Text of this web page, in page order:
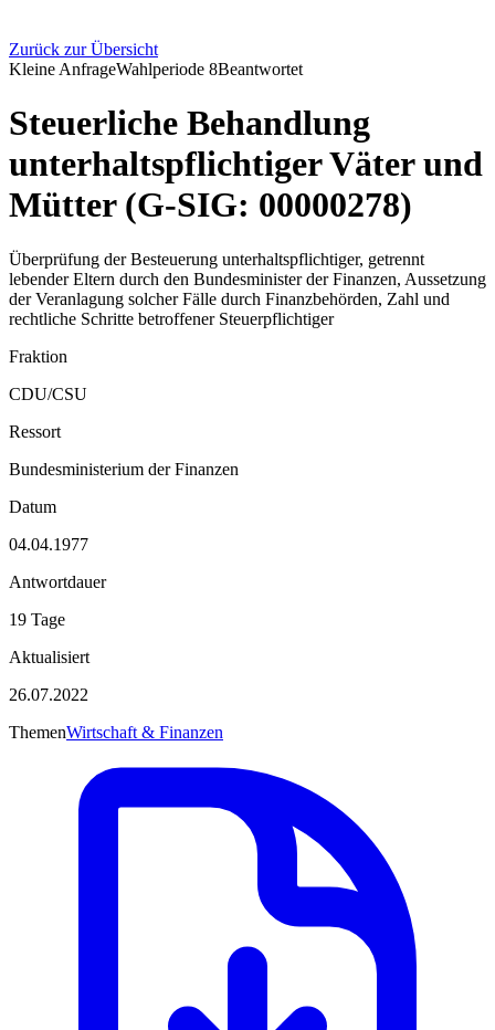
Zurück zur Übersicht
Kleine AnfrageWahlperiode 8Beantwortet
Steuerliche Behandlung
unterhaltspflichtiger Väter und
Mütter (G-SIG: 00000278)
Überprüfung der Besteuerung unterhaltspflichtiger, getrennt
lebender Eltern durch den Bundesminister der Finanzen, Aussetzung
der Veranlagung solcher Fälle durch Finanzbehörden, Zahl und
rechtliche Schritte betroffener Steuerpflichtiger
Fraktion
CDU/CSU
Ressort
Bundesministerium der Finanzen
Datum
04.04.1977
Antwortdauer
19 Tage
Aktualisiert
26.07.2022
ThemenWirtschaft & Finanzen